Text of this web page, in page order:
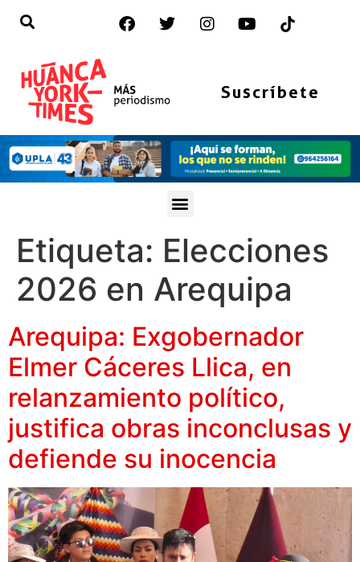
Suscríbete
Etiqueta: Elecciones
2026 en Arequipa
Arequipa: Exgobernador
Elmer Cáceres Llica, en
relanzamiento político,
justifica obras inconclusas y
defiende su inocencia